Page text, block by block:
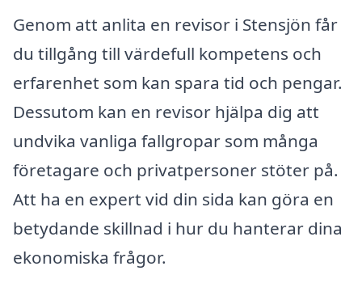
Genom att anlita en revisor i Stensjön får
du tillgång till värdefull kompetens och
erfarenhet som kan spara tid och pengar.
Dessutom kan en revisor hjälpa dig att
undvika vanliga fallgropar som många
företagare och privatpersoner stöter på.
Att ha en expert vid din sida kan göra en
betydande skillnad i hur du hanterar dina
ekonomiska frågor.